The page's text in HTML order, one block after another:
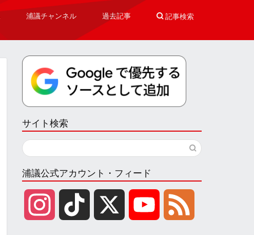
浦議チャンネル 過去記事  記事検索
サイト検索
浦議公式アカウント・フィード